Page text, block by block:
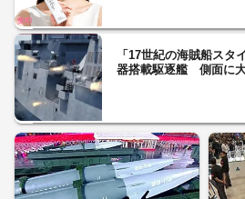
「17世紀の海賊船スタ
器搭載駆逐艦 側面に